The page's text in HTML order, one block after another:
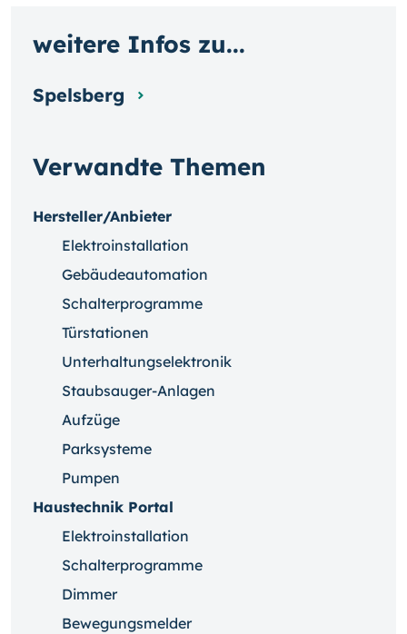
Verwandte Themen
Hersteller/Anbieter
Elektroinstallation
Gebäudeautomation
Schalterprogramme
Türstationen
Unterhaltungselektronik
Staubsauger-Anlagen
Aufzüge
Parksysteme
Pumpen
Haustechnik Portal
Elektroinstallation
Schalterprogramme
Dimmer
Bewegungsmelder
weitere Infos zu...
Spelsberg